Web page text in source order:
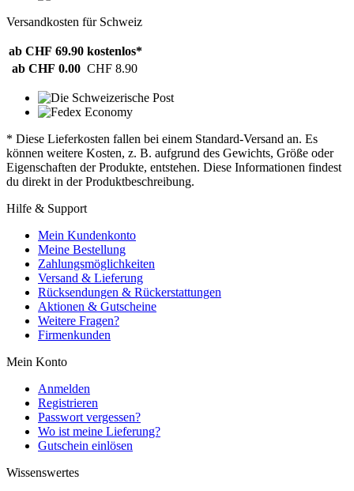
Versandkosten für Schweiz
ab CHF 69.90 kostenlos*
ab CHF 0.00 CHF 8.90
* Diese Lieferkosten fallen bei einem Standard-Versand an. Es
können weitere Kosten, z. B. aufgrund des Gewichts, Größe oder
Eigenschaften der Produkte, entstehen. Diese Informationen findest
du direkt in der Produktbeschreibung.
Hilfe & Support
Mein Kundenkonto
Meine Bestellung
Zahlungsmöglichkeiten
Versand & Lieferung
Rücksendungen & Rückerstattungen
Aktionen & Gutscheine
Weitere Fragen?
Firmenkunden
Mein Konto
Anmelden
Registrieren
Passwort vergessen?
Wo ist meine Lieferung?
Gutschein einlösen
Wissenswertes